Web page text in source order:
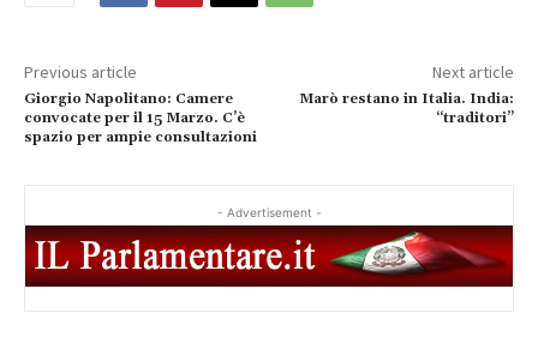
Previous article
Giorgio Napolitano: Camere
convocate per il 15 Marzo. C’è
spazio per ampie consultazioni
Next article
Marò restano in Italia. India:
“traditori”
- Advertisement -